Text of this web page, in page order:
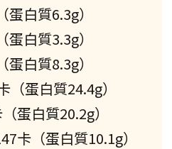
白質6.3g）
白質3.3g）
白質8.3g）
蛋白質24.4g）
蛋白質20.2g）
卡（蛋白質10.1g）